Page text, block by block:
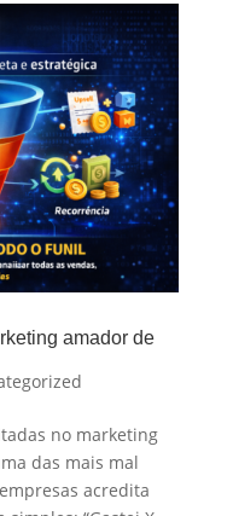
amador de
no marketing
das mais mal
acredita